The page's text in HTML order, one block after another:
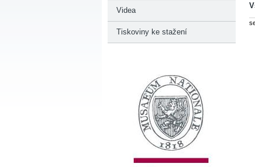
Videa
Tiskoviny ke stažení